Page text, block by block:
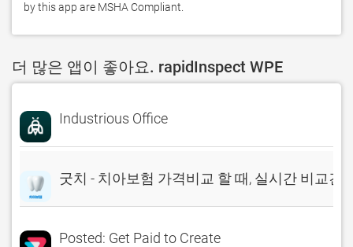
by this app are MSHA Compliant.
더 많은 앱이 좋아요. rapidInspect WPE
Industrious Office
굿치 - 치아보험 가격비교 할 때, 실시간 비교견
Posted: Get Paid to Create